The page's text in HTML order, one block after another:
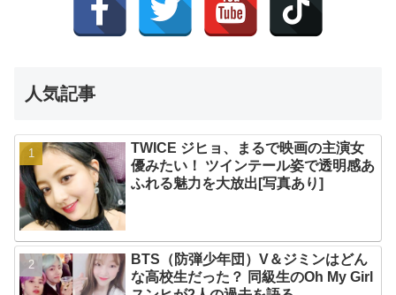
人気記事
TWICE ジヒョ、まるで映画の主演女
優みたい！ ツインテール姿で透明感あ
ふれる魅力を大放出[写真あり]
BTS（防弾少年団）V＆ジミンはどん
な高校生だった？ 同級生のOh My Girl